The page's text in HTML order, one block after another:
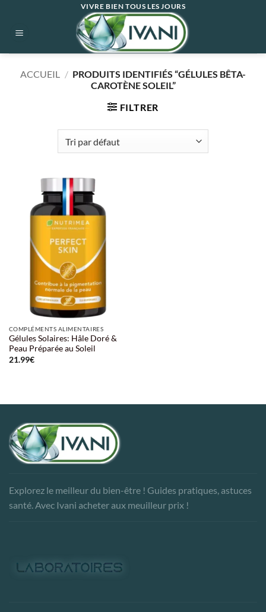
contenu
VIVRE BIEN TOUS LES JOURS
ACCUEIL / PRODUITS IDENTIFIÉS “GÉLULES BÊTA-
CAROTÈNE SOLEIL”
FILTRER
COMPLÉMENTS ALIMENTAIRES
Gélules Solaires: Hâle Doré &
Peau Préparée au Soleil
21.99€
Explorez le meilleur du bien-être ! Guides pratiques, astuces
santé. Avec Ivani acheter aux meuilleur prix !